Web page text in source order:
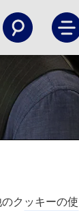
クッキーの使